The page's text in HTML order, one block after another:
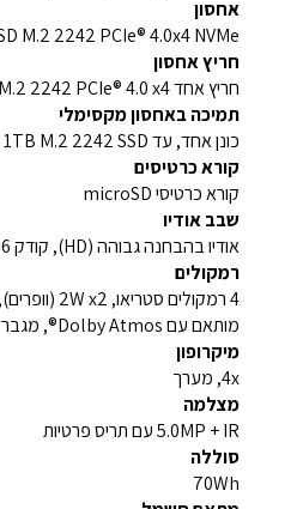
אחסון
M.2 2242 PCIe® 4.0x4 NVMe®
חריץ אחסון
חריץ אחד M.2 2242 PCIe® 4.0 x4
תמיכה באחסון מקסימלי
כונן אחד, עד 1TB M.2 2242 SSD
קורא כרטיסים
קורא כרטיסי microSD
שבב אודיו
אודיו בהבחנה גבוהה (HD), קודק Realtek® ALC3306
רמקולים
מותאם עם Dolby Atmos®, מגבר חכם (AMP)
מיקרופון
4x, מערך
מצלמה
5.0MP + IR עם תריס פרטיות
סוללה
70Wh